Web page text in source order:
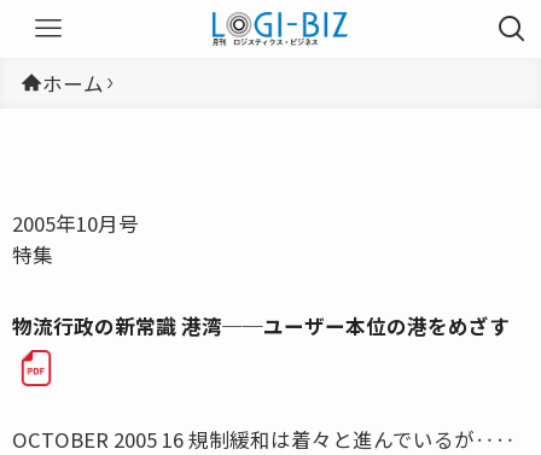
ホーム
2005年10月号
特集
物流行政の新常識 港湾──ユーザー本位の港をめざす
OCTOBER 2005 16 規制緩和は着々と進んでいるが‥‥